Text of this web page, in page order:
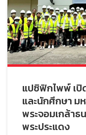
แปซิฟิกไพพ์ เ
และนักศึกษา ม
พระจอมเกล้าธ
พระประแดง